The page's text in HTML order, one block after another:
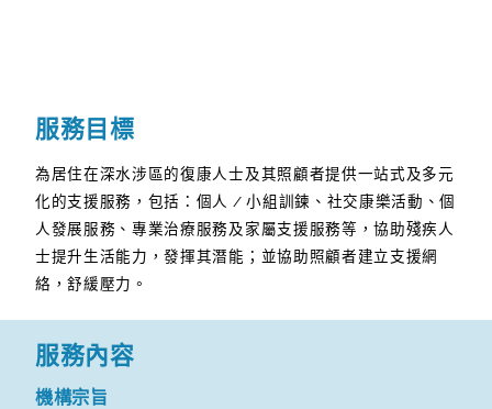
服務目標
為居住在深水涉區的復康人士及其照顧者提供一站式及多元
化的支援服務，包括：個人 / 小組訓鍊、社交康樂活動、個
人發展服務、專業治療服務及家屬支援服務等，協助殘疾人
士提升生活能力，發揮其潛能；並協助照顧者建立支援網
絡，舒緩壓力。
服務內容
機構宗旨